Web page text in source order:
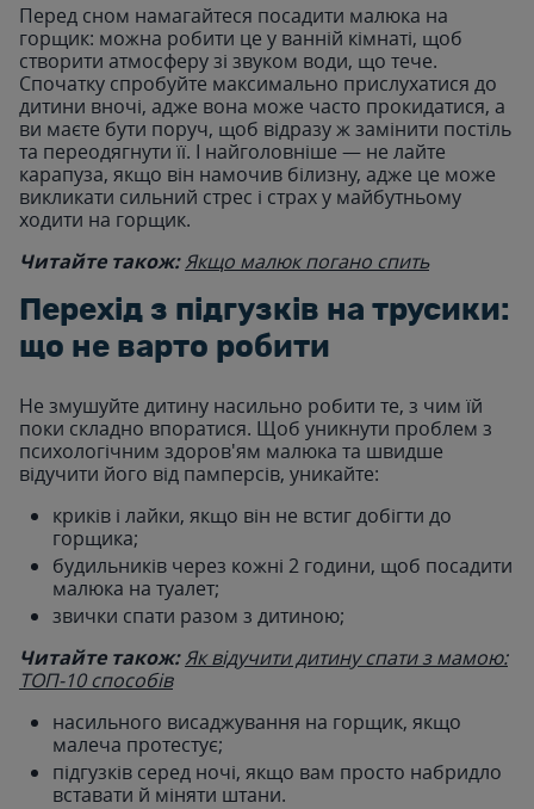
Перед сном намагайтеся посадити малюка на
горщик: можна робити це у ванній кімнаті, щоб
створити атмосферу зі звуком води, що тече.
Спочатку спробуйте максимально прислухатися до
дитини вночі, адже вона може часто прокидатися, а
ви маєте бути поруч, щоб відразу ж замінити постіль
та переодягнути її. І найголовніше — не лайте
карапуза, якщо він намочив білизну, адже це може
викликати сильний стрес і страх у майбутньому
ходити на горщик.
Читайте також:Якщо малюк погано спить
Перехід з підгузків на трусики:
що не варто робити
Не змушуйте дитину насильно робити те, з чим їй
поки складно впоратися. Щоб уникнути проблем з
психологічним здоров'ям малюка та швидше
відучити його від памперсів, уникайте:
криків і лайки, якщо він не встиг добігти до
горщика;
будильників через кожні 2 години, щоб посадити
малюка на туалет;
звички спати разом з дитиною;
Читайте також:Як відучити дитину спати з мамою:
ТОП-10 способів
насильного висаджування на горщик, якщо
малеча протестує;
підгузків серед ночі, якщо вам просто набридло
вставати й міняти штани.